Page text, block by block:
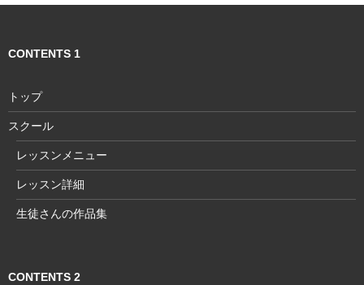
ョ
CONTENTS 1
トップ
スクール
レッスンメニュー
レッスン詳細
生徒さんの作品集
CONTENTS 2